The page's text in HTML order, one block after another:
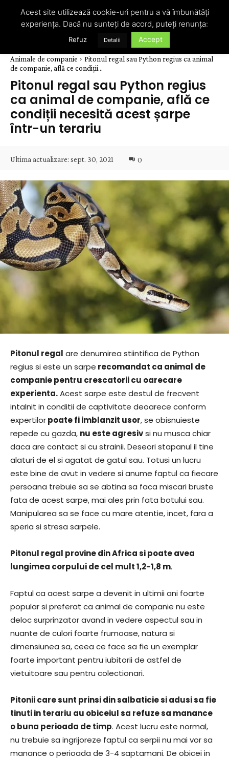
Animale de companie
Pitonul regal sau Python regius ca animal
de companie, află ce condiții...
Pitonul regal sau Python regius
ca animal de companie, află ce
condiții necesită acest șarpe
într-un terariu
Ultima actualizare: sept. 30, 2021 0
Pitonul regal are denumirea stiintifica de Python
regius si este un sarpe recomandat ca animal de
companie pentru crescatorii cu oarecare
experienta.Acest sarpe este destul de frecvent
intalnit in conditii de captivitate deoarece conform
expertilorpoate fi imblanzit usor, se obisnuieste
repede cu gazda, nu este agresivsi nu musca chiar
daca are contact si cu strainii. Deseori stapanul il tine
alaturi de el si agatat de gatul sau. Totusi un lucru
este bine de avut in vedere si anume faptul ca fiecare
persoana trebuie sa se abtina sa faca miscari bruste
fata de acest sarpe, mai ales prin fata botului sau.
Manipularea sa se face cu mare atentie, incet, fara a
speria si stresa sarpele.
Pitonul regal provine din Africa si poate avea
lungimea corpului de cel mult 1,2-1,8 m.
Faptul ca acest sarpe a devenit in ultimii ani foarte
popular si preferat ca animal de companie nu este
deloc surprinzator avand in vedere aspectul sau in
nuante de culori foarte frumoase, natura si
dimensiunea sa, ceea ce face sa fie un exemplar
foarte important pentru iubitorii de astfel de
vietuitoare sau pentru colectionari.
Pitonii care sunt prinsi din salbaticie si adusi sa fie
tinuti in terariu au obiceiul sa refuze sa manance
o buna perioada de timp. Acest lucru este normal,
nu trebuie sa ingrijoreze faptul ca serpii nu mai vor sa
manance o perioada de 3-4 saptamani. De obicei in
Acest site utilizează cookie-uri pentru a vă îmbunătăți
experiența. Dacă nu sunteți de acord, puteți renunța:
Refuz Detalii Accept